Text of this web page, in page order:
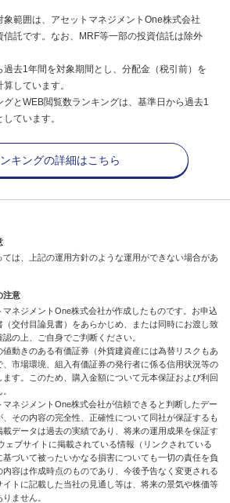
範囲は、アセットマネジメントOne株式会社
託です。なお、MRF等一部の投資信託は除外
去1年間を対象期間とし、分配金（税引前）を
しています。
とWEB閲覧数ランキングは、基準日から過去1
ています。
キングの詳細はこちら
は、上記の運用方針のような運用ができない場合があ
注意
ネジメントOne株式会社が作成したものです。お申込
交付目論見書）をあらかじめ、または同時にお渡し致
の上、ご自身でご判断ください。
動きのある有価証券（外貨建資産には為替リスクもあ
、市場環境、組入有価証券の発行者に係る信用状況等の
す。このため、購入金額について元本保証および利回
ネジメントOne株式会社が信頼できると判断したデー
その内容の完全性、正確性について同社が保証するも
データは過去の実績であり、将来の運用成果を保証す
ェブサイトに掲載されている情報（リンクされている
づいて被ったいかなる損害についても一切の責任を負
容は作成時点のものであり、今後予告なく変更される
トに記載した当社の見通し等は、将来の景気や株価等
ません。